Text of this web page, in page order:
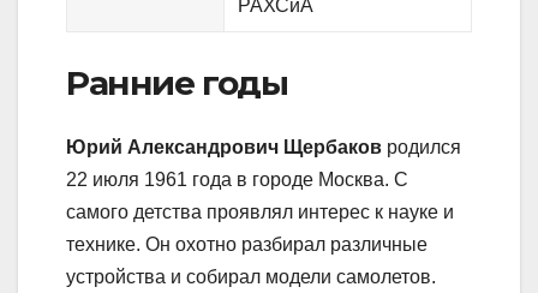
РАХСиА
Ранние годы
Юрий Александрович Щербаков родился
22 июля 1961 года в городе Москва. С
самого детства проявлял интерес к науке и
технике. Он охотно разбирал различные
устройства и собирал модели самолетов.